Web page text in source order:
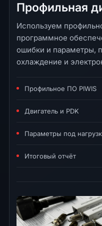
Профильная
Используем
программное
ошибки и параметры,
охлаждение и
Профильное ПО PIWIS
Двигатель и PDK
Параметры под
Итоговый отчёт